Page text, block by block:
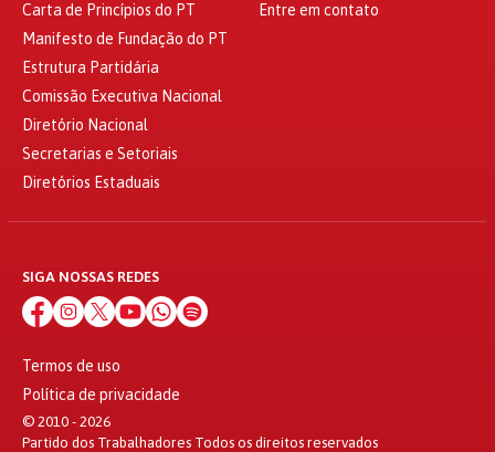
Carta de Princípios do PT
Manifesto de Fundação do PT
Estrutura Partidária
Comissão Executiva Nacional
Diretório Nacional
Secretarias e Setoriais
Diretórios Estaduais
Entre em contato
SIGA NOSSAS REDES
Termos de uso
Política de privacidade
© 2010 - 2026
Partido dos Trabalhadores Todos os direitos reservados